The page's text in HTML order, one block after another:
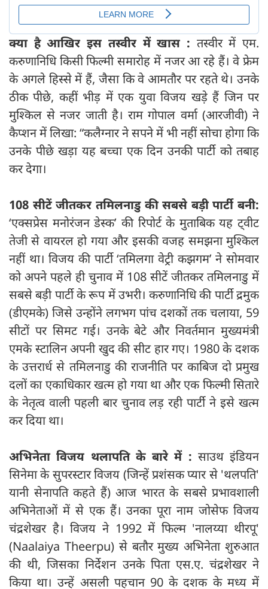
क्‍या है आखिर इस तस्‍वीर में खास : तस्वीर में एम.
करुणानिधि किसी फिल्मी समारोह में नजर आ रहे हैं। वे फ्रेम
के अगले हिस्से में हैं, जैसा कि वे आमतौर पर रहते थे। उनके
ठीक पीछे, कहीं भीड़ में एक युवा विजय खड़े हैं जिन पर
मुश्किल से नजर जाती है। राम गोपाल वर्मा (आरजीवी) ने
कैप्शन में लिखा: “कलैग्नार ने सपने में भी नहीं सोचा होगा कि
उनके पीछे खड़ा यह बच्चा एक दिन उनकी पार्टी को तबाह
कर देगा।
108 सीटें जीतकर तमिलनाडु की सबसे बड़ी पार्टी बनी:
‘एक्सप्रेस मनोरंजन डेस्क’ की रिपोर्ट के मुताबिक यह ट्वीट
तेजी से वायरल हो गया और इसकी वजह समझना मुश्किल
नहीं था। विजय की पार्टी ‘तमिलगा वेट्री कझगम’ ने सोमवार
को अपने पहले ही चुनाव में 108 सीटें जीतकर तमिलनाडु में
सबसे बड़ी पार्टी के रूप में उभरी। करुणानिधि की पार्टी द्रमुक
(डीएमके) जिसे उन्होंने लगभग पांच दशकों तक चलाया, 59
सीटों पर सिमट गई। उनके बेटे और निवर्तमान मुख्यमंत्री
एमके स्टालिन अपनी खुद की सीट हार गए। 1980 के दशक
के उत्तरार्ध से तमिलनाडु की राजनीति पर काबिज दो प्रमुख
दलों का एकाधिकार खत्म हो गया था और एक फिल्मी सितारे
के नेतृत्व वाली पहली बार चुनाव लड़ रही पार्टी ने इसे खत्म
कर दिया था।
अभिनेता विजय थलापति के बारे में : साउथ इंडियन
सिनेमा के सुपरस्टार विजय (जिन्हें प्रशंसक प्यार से 'थलपति'
यानी सेनापति कहते हैं) आज भारत के सबसे प्रभावशाली
अभिनेताओं में से एक हैं। उनका पूरा नाम जोसेफ विजय
चंद्रशेखर है। विजय ने 1992 में फिल्म 'नालय्या थीरपू'
(Naalaiya Theerpu) से बतौर मुख्य अभिनेता शुरुआत
की थी, जिसका निर्देशन उनके पिता एस.ए. चंद्रशेखर ने
किया था। उन्हें असली पहचान 90 के दशक के मध्य में